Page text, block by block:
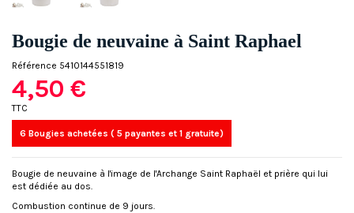
Bougie de neuvaine à Saint Raphael
Référence 5410144551819
4,50 €
TTC
6 Bougies achetées ( 5 payantes et 1 gratuite)
Bougie de neuvaine à l'image de l'Archange Saint Raphaël et prière qui lui
est dédiée au dos.
Combustion continue de 9 jours.